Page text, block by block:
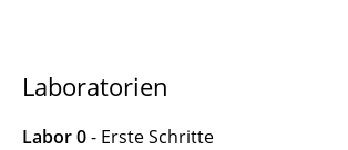
Laboratorien
Labor 0- Erste Schritte